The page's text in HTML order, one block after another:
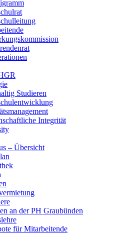
Studieren
Integrität
– Übersicht
an der PH Graubünden
für Mitarbeitende